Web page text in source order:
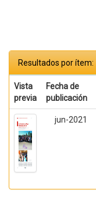
Resultados por ítem:
Vista
previa
Fecha de
publicación
jun-2021